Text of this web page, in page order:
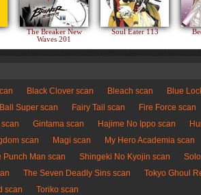
The Breaker New
Waves 201
Soul Eater 113
Black Clover scan Bleach scan Blue
Super scan Fairy Tail scan
Fire Force scan
Gintama scan Hajime No Ippo scan
scan Magi scan My Hero Academia scan
Punch Man scan Shingeki No Kyojin scan
The Seven Deadly Sins scan
Tokyo Ghoul
scan Toriko scan